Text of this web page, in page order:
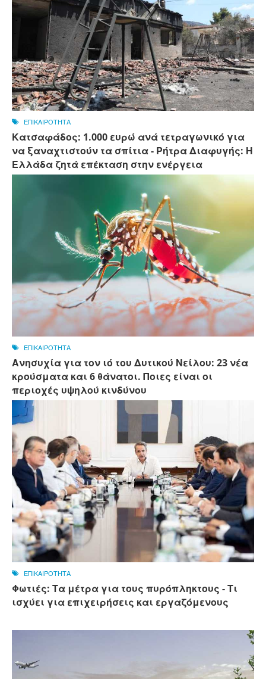
ΕΠΙΚΑΙΡΟΤΗΤΑ
Κατσαφάδος: 1.000 ευρώ ανά τετραγωνικό για
να ξαναχτιστούν τα σπίτια - Ρήτρα Διαφυγής: Η
Ελλάδα ζητά επέκταση στην ενέργεια
ΕΠΙΚΑΙΡΟΤΗΤΑ
Ανησυχία για τον ιό του Δυτικού Νείλου: 23 νέα
κρούσματα και 6 θάνατοι. Ποιες είναι οι
περιοχές υψηλού κινδύνου
ΕΠΙΚΑΙΡΟΤΗΤΑ
Φωτιές: Τα μέτρα για τους πυρόπληκτους - Τι
ισχύει για επιχειρήσεις και εργαζόμενους